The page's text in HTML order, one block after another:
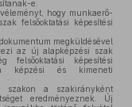
e.
hogy munkaerő-
felsőoktatási képesítési
megküldésével
az új alapképzési szak
felsőoktatási képesítési
képzési és kimeneti
szakon a szakirányként
eredményeznek. Új